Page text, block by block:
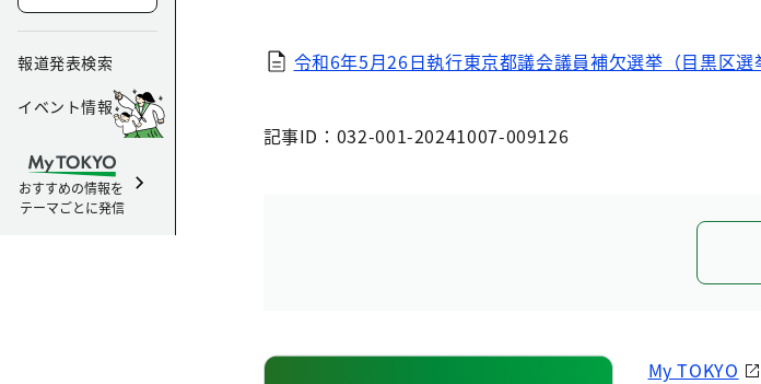
報道発表検索
イベント情報
おすすめの情報を
テーマごとに発信
令和6年5月26日執行東京都議会議員補欠選挙（目黒区
記事ID：032-001-20241007-009126
My TOKYO